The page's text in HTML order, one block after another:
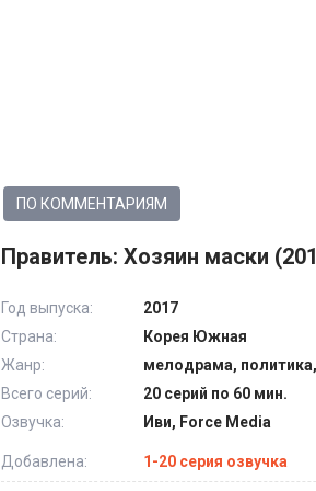
ПО КОММЕНТАРИЯМ
Правитель: Хозяин маски
Год выпуска:
2017
Страна:
Корея Южная
Жанр:
мелодрама,
Всего серий:
20 серий по 60 мин.
Озвучка:
Иви, Force Media
Добавлена: 1-20 серия озвучка